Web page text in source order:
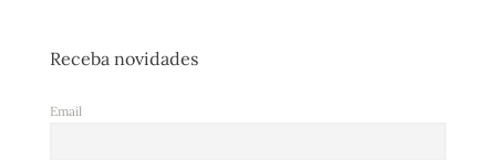
Receba novidades
Email